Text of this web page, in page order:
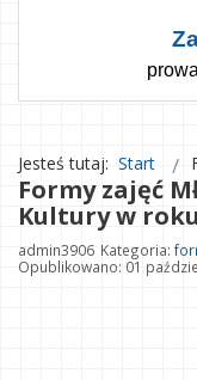
Jesteś tutaj: Start
Formy zajęć
Kultury w
admin3906 Kategoria:
Opublikowano: 01